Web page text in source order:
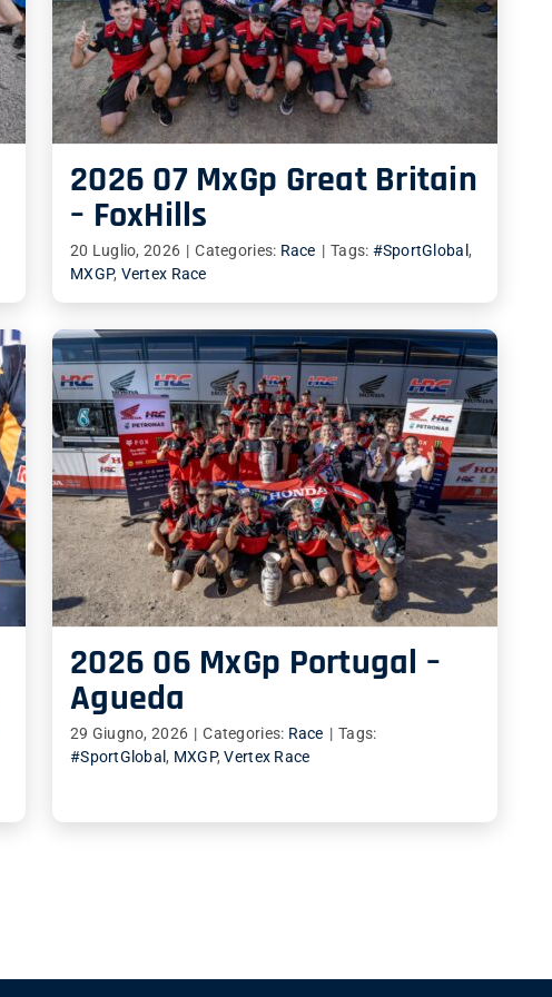
2026 07 MxGp Great Britain
– FoxHills
20 Luglio, 2026 | Categories: Race | Tags: #SportGlobal ,
MXGP, Vertex Race
2026 06 MxGp Portugal –
Agueda
29 Giugno, 2026 | Categories: Race | Tags:
#SportGlobal , MXGP,Vertex Race